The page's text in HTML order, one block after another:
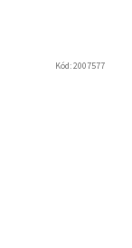
Kód:2007577